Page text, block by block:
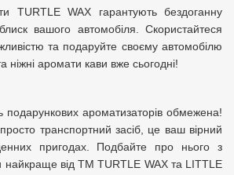
TURTLE WAX гарантують бездоганну
вашого автомобіля. Скористайтеся
та подаруйте своєму автомобілю
ніжні аромати кави вже сьогодні!
подарункових ароматизаторів обмежена!
транспортний засіб, це ваш вірний
пригодах. Подбайте про нього з
від ТМ TURTLE WAX та LITTLE